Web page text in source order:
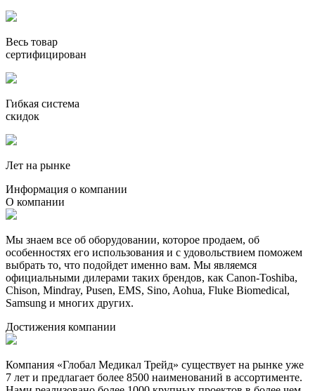
Весь товар
сертифицирован
Гибкая система
скидок
Лет на рынке
Информация о компании
О компании
Мы знаем все об оборудовании, которое продаем, об
особенностях его использования и с удовольствием поможем
выбрать то, что подойдет именно вам. Мы являемся
официальными дилерами таких брендов, как Canon-Toshiba,
Chison, Mindray, Pusen, EMS, Sino, Aohua, Fluke Biomedical,
Samsung и многих других.
Достижения компании
Компания «Глобал Медикал Трейд» существует на рынке уже
7 лет и предлагает более 8500 наименований в ассортименте.